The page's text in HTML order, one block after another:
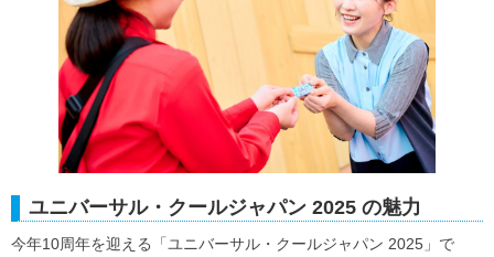
ユニバーサル・クールジャパン 2025 の魅力
今年10周年を迎える「ユニバーサル・クールジャパン 2025」で